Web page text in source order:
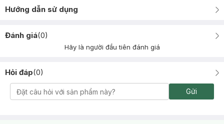
Hướng dẫn sử dụng
Đánh giá(0)
Hãy là người đầu tiên đánh giá
Hỏi đáp(0)
Gửi